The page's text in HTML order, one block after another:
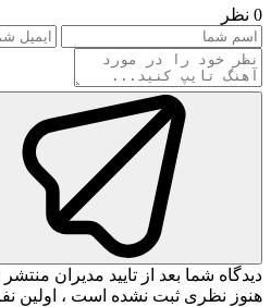
0 نظر
دیدگاه شما بعد از تایید مدیران
هنوز نظری ثبت نشده است ، اولین